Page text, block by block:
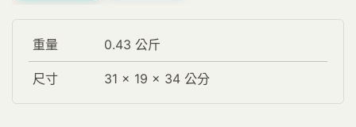
重量 0.43 公斤
尺寸 31 × 19 × 34 公分